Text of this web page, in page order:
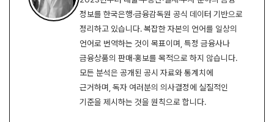
정보를 한국은행·금융감독원 공식 데이터 기반으로
정리하고 있습니다. 복잡한 자본의 언어를 일상의
언어로 번역하는 것이 목표이며, 특정 금융사나
금융상품의 판매·홍보를 목적으로 하지 않습니다.
모든 분석은 공개된 공시 자료와 통계치에
근거하며, 독자 여러분의 의사결정에 실질적인
기준을 제시하는 것을 원칙으로 합니다.